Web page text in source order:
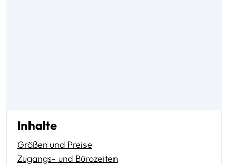
Inhalte
Größen und Preise
Zugangs- und Bürozeiten